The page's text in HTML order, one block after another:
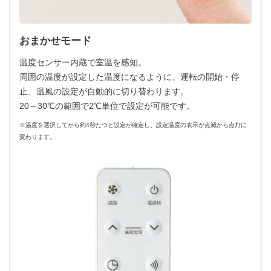
おまかせモード
温度センサー内蔵で室温を感知。
周囲の温度が設定した温度になるように、運転の開始・停
止、温風の設定が自動的に切り替わります。
20～30℃の範囲で2℃単位で設定が可能です。
※温度を選択してから約4秒たつと設定が確定し、設定温度の表示が点滅から点灯に
変わります。